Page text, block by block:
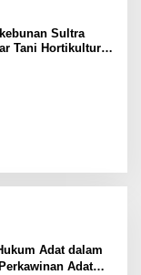
Sultra
Tani Hortikultura
Adat dalam
Adat